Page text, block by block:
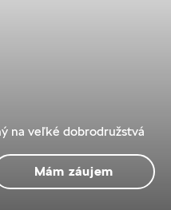
na veľké dobrodružstvá
Mám záujem